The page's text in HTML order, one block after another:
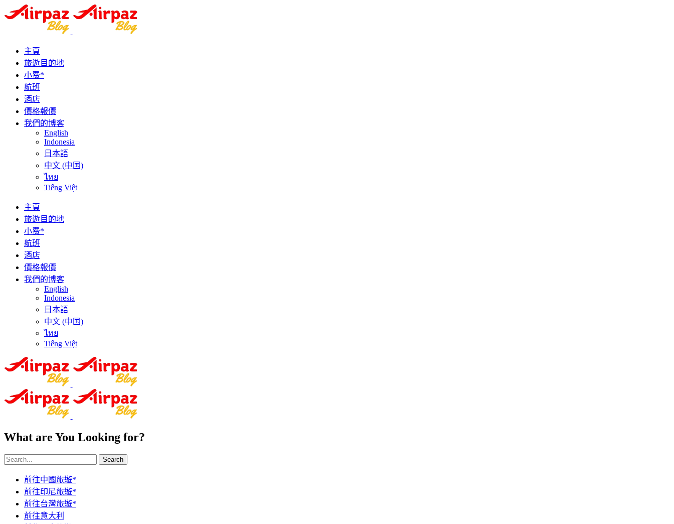
主頁
旅遊目的地
小费*
航班
酒店
價格報價
我們的博客
English
Indonesia
日本語
中文 (中国)
ไทย
Tiếng Việt
主頁
旅遊目的地
小费*
航班
酒店
價格報價
我們的博客
English
Indonesia
日本語
中文 (中国)
ไทย
Tiếng Việt
What are You Looking for?
Search
前往中國旅遊*
前往印尼旅遊*
前往台灣旅遊*
前往意大利